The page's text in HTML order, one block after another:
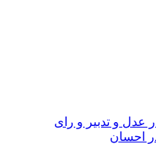
عدل و تدبیر و رای
احسان